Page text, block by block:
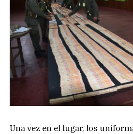
Una vez en el lugar, los